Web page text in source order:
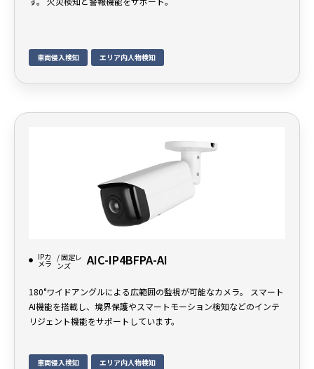
車両侵入検知 エリア内人物検知
IPカ
メラ
/ 固定レ
ンズ
AIC-IP4BFPA-AI
180°ワイドアングルによる広範囲の監視が可能なカメラ。 スマート
AI機能を搭載し、境界保護やスマートモーション検知などのインテ
リジェント機能をサポートしています。
車両侵入検知 エリア内人物検知